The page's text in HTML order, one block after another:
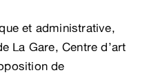
et administrative,
La Gare, Centre d’art
de